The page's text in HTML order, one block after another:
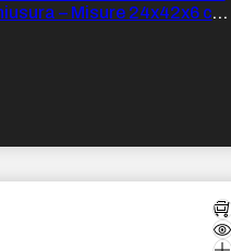
– Misure 24x42x6 cm